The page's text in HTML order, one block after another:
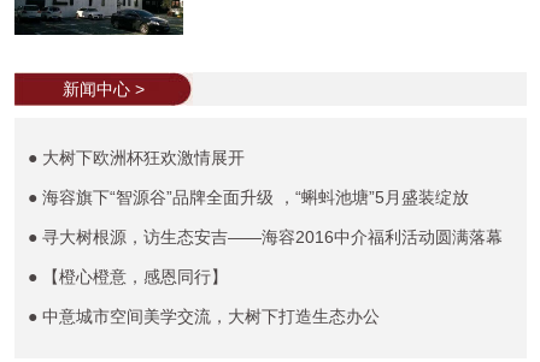
新闻中心 >
● 大树下欧洲杯狂欢激情展开
● 海容旗下“智源谷”品牌全面升级 ，“蝌蚪池塘”5月盛装绽放
● 寻大树根源，访生态安吉——海容2016中介福利活动圆满落幕
● 【橙心橙意，感恩同行】
● 中意城市空间美学交流，大树下打造生态办公